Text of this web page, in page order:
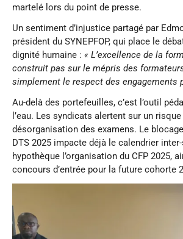
martelé lors du point de presse.
Un sentiment d’injustice partagé par
président du SYNEPFOP, qui place le
dignité humaine : « L’excellence de la
construit pas sur le mépris des
simplement le respect des engagements
Au-delà des portefeuilles, c’est l’outil
l’eau. Les syndicats alertent sur un
désorganisation des examens. Le
DTS 2025 impacte déjà le calendrier
hypothèque l’organisation du CFP 2025,
concours d’entrée pour la future cohorte